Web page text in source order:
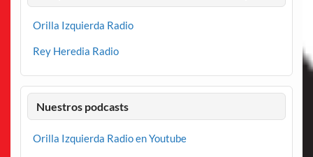
Orilla Izquierda Radio
Rey Heredia Radio
Nuestros podcasts
Orilla Izquierda Radio en Youtube